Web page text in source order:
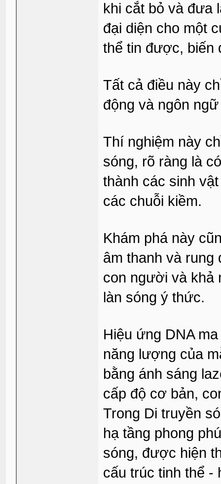
khi cắt bỏ và đưa
đại diện cho một
thể tin được, biến
Tất cả điều này
động và ngôn
Thí nghiệm này
sóng, rõ ràng là
thành các sinh
các chuỗi kiềm.
Khám phá này
âm thanh và rung
con người và khả
làn sóng ý thức.
Hiệu ứng DNA
năng lượng của
bằng ánh sáng
cấp độ cơ bản,
Trong Di truyền
hạ tầng phong
sóng, được hiện
cấu trúc tinh thể -